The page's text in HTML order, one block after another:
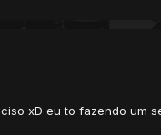
xD eu to fazendo um